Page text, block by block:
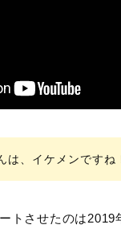
は、イケメンですね
トさせたのは2019